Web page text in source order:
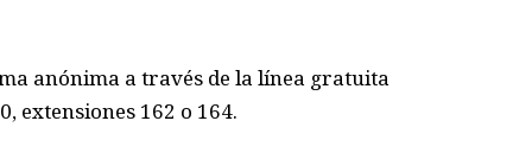
anónima a través de la línea gratuita
extensiones 162 o 164.